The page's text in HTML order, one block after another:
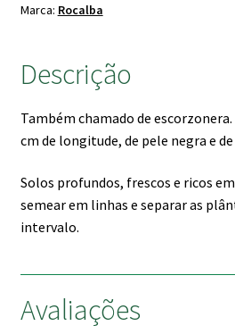
Marca: Rocalba
Descrição
Também chamado de
cm de longitude, de pele negra e
Solos profundos, frescos e ricos
semear em linhas e separar as
intervalo.
Avaliações